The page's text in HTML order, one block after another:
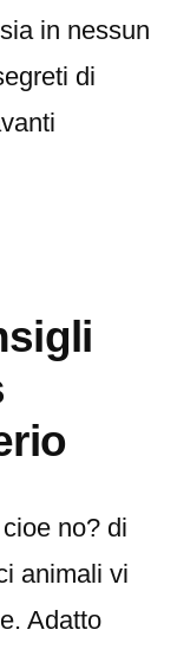
in nessun
di
no? di
animali vi
Adatto